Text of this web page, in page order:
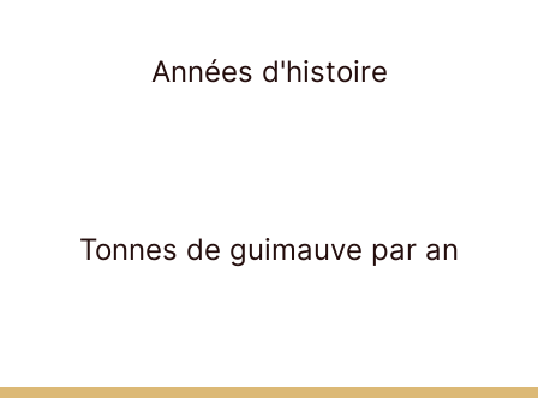
Années d'histoire
Tonnes de guimauve par an